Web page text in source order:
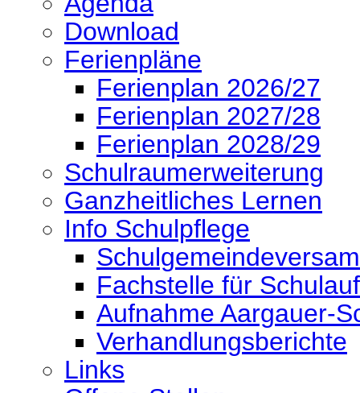
Download
Ferienpläne
Ferienplan 2026/27
Ferienplan 2027/28
Ferienplan 2028/29
Schulraumerweiterung
Ganzheitliches Lernen
Info Schulpflege
Fachstelle für
Aufnahme Aargauer-
Verhandlungsberichte
Links